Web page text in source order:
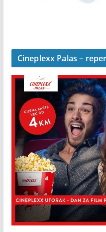
Cineplexx Palas –